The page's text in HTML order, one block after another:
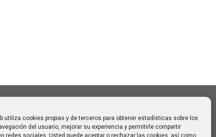
utiliza cookies propias y de terceros para obtener estadísticas sobre los
del usuario, mejorar su experiencia y permitirle compartir
redes sociales. Usted puede aceptar o rechazar las cookies, así como